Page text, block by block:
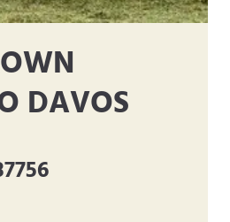
DAVOS